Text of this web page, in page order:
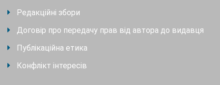
Редакційні збори
Договір про передачу прав від автора до видавця
Публікаційна етика
Конфлікт інтересів